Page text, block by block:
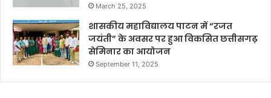
March 25, 2025
शासकीय महाविद्यालय पाटन में “रजत
जयंती” के अवसर पर हुआ विकसित छत्तीसगढ़
सेमिनार का आयोजन
September 11, 2025